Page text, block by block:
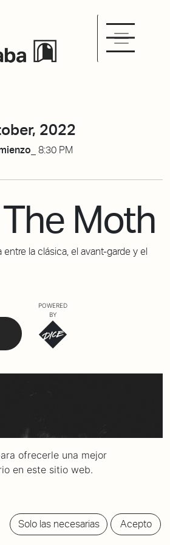
2022
8:30 PM
Moth
la clásica, el avant-garde y el
POWERED
BY
ofrecerle una mejor
en este sitio web.
Solo las necesarias Acepto